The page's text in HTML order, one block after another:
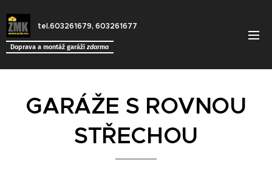
tel.603261679, 603261677
Doprava a montáž garáží zdarma
GARÁŽE S ROVNOU
STŘECHOU